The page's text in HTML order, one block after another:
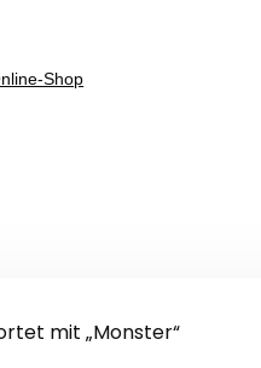
Shop
mit „Monster“